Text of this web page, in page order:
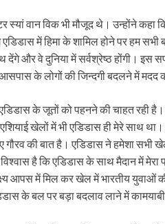
स्यां वान विक भी मौजूद थे। उन्होंने कहा
में हिमा के शामिल होने पर हम
और वे दुनिया में सर्वश्रेष्ठ होंगी। इस
के लोगों की जिन्दगी बदलने में मदद
के जूतों को पहनने की चाहत रही
खेलों में भी एडिडास ही मेरे साथ था।
गौरव की बात है। एडिडास ने हमेशा
है कि एडिडास के साथ मैदान में मेरा
आपस में मिल कर खेल में भारतीय युवाओं की
के बल पर बड़ा बदलाव लाने में कामयाबी